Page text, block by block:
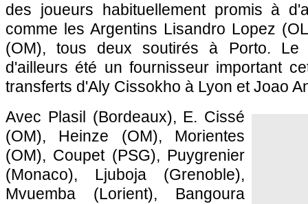
des joueurs habituellement promis à
comme les Argentins Lisandro Lopez (OL
(OM), tous deux soutirés à Porto. Le
d'ailleurs été un fournisseur important
transferts d'Aly Cissokho à Lyon et Joao
Avec Plasil (Bordeaux), E. Cissé
(OM), Heinze (OM), Morientes
(OM), Coupet (PSG), Puygrenier
(Monaco), Ljuboja (Grenoble),
Mvuemba (Lorient), Bangoura